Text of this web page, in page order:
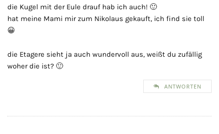
die Kugel mit der Eule drauf hab ich auch! 🙂
hat meine Mami mir zum Nikolaus gekauft, ich find sie toll
😀
die Etagere sieht ja auch wundervoll aus, weißt du zufällig
woher die ist? 🙂
ANTWORTEN